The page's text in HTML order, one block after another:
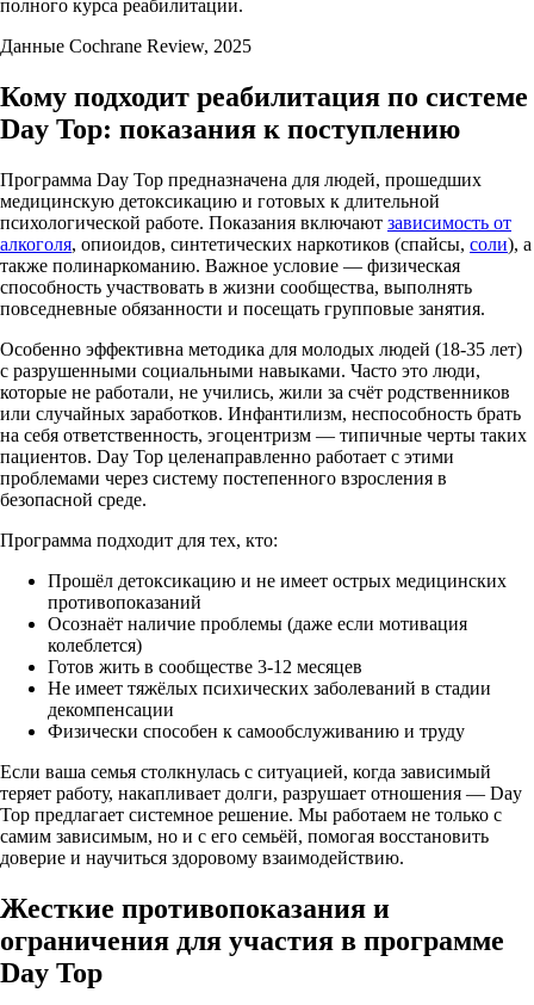
полного курса реабилитации.
Данные Cochrane Review, 2025
Кому подходит реабилитация по системе
Day Top: показания к поступлению
Программа Day Top предназначена для людей, прошедших
медицинскую детоксикацию и готовых к длительной
психологической работе. Показания включают зависимость от
алкоголя, опиоидов, синтетических наркотиков (спайсы, соли), а
также полинаркоманию. Важное условие — физическая
способность участвовать в жизни сообщества, выполнять
повседневные обязанности и посещать групповые занятия.
Особенно эффективна методика для молодых людей (18-35 лет)
с разрушенными социальными навыками. Часто это люди,
которые не работали, не учились, жили за счёт родственников
или случайных заработков. Инфантилизм, неспособность брать
на себя ответственность, эгоцентризм — типичные черты таких
пациентов. Day Top целенаправленно работает с этими
проблемами через систему постепенного взросления в
безопасной среде.
Программа подходит для тех, кто:
Прошёл детоксикацию и не имеет острых медицинских
противопоказаний
Осознаёт наличие проблемы (даже если мотивация
колеблется)
Готов жить в сообществе 3-12 месяцев
Не имеет тяжёлых психических заболеваний в стадии
декомпенсации
Физически способен к самообслуживанию и труду
Если ваша семья столкнулась с ситуацией, когда зависимый
теряет работу, накапливает долги, разрушает отношения — Day
Top предлагает системное решение. Мы работаем не только с
самим зависимым, но и с его семьёй, помогая восстановить
доверие и научиться здоровому взаимодействию.
Жесткие противопоказания и
ограничения для участия в программе
Day Top